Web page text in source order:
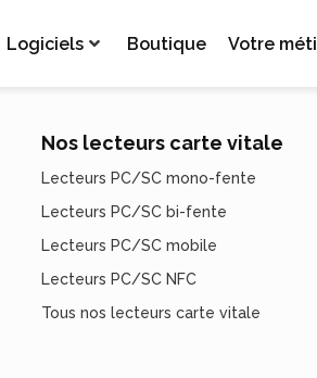
Logiciels Boutique Votre
Nos lecteurs carte vitale
Lecteurs PC/SC mono-fente
Lecteurs PC/SC bi-fente
Lecteurs PC/SC mobile
Lecteurs PC/SC NFC
Tous nos lecteurs carte vitale